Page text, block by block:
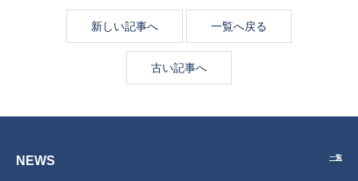
新しい記事へ 一覧へ戻る
古い記事へ
NEWS 一覧